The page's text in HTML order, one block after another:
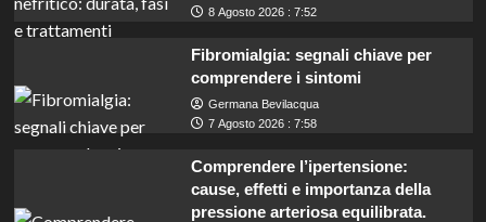
8 Agosto 2026 : 7:52
Fibromialgia: segnali chiave per
comprendere i sintomi
Germana Bevilacqua
7 Agosto 2026 : 7:58
Comprendere l’ipertensione:
cause, effetti e importanza della
pressione arteriosa equilibrata.